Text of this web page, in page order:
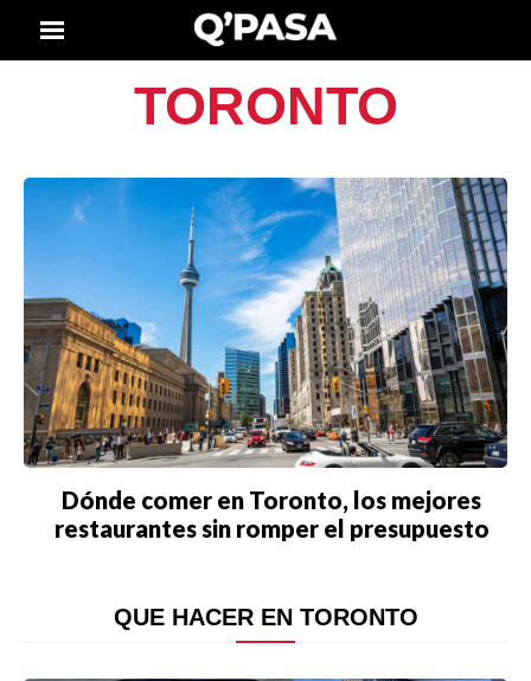
TORONTO
Dónde comer en Toronto, los mejores
restaurantes sin romper el presupuesto
QUE HACER EN TORONTO